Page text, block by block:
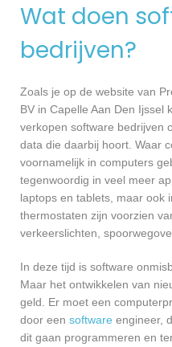
Wat doen
bedrijven?
Zoals je op de website van
BV in Capelle Aan Den Ijssel
verkopen software bedrijven
data die daarbij hoort. Waar
voornamelijk in computers
tegenwoordig in veel meer
laptops en tablets, maar ook
thermostaten zijn voorzien
verkeerslichten,
In deze tijd is software
Maar het ontwikkelen van
geld. Er moet een
door een software engineer,
dit gaan programmeren en